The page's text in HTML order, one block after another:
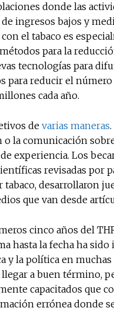
donde las
ingresos bajos y
el tabaco es
para la
tecnologías para
para reducir el
cada año.
de varias maneras
la comunicación
experiencia. Los
revisadas por
tabaco, desarrollaron
que van desde
cinco años del
hasta la fecha ha
y la política en
a buen término,
capacitados que
errónea donde